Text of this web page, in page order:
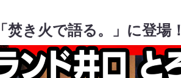
焚き火で語る。」に登場！